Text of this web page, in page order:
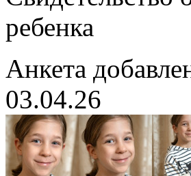
ребенка
Анкета
03.04.26